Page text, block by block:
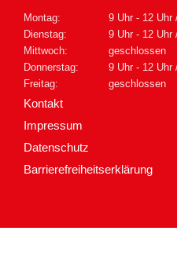
Montag:
9 Uhr - 12 Uhr
Dienstag:
9 Uhr - 12 Uhr
Mittwoch:
geschlossen
Donnerstag:
9 Uhr - 12 Uhr
Freitag:
geschlossen
Kontakt
Impressum
Datenschutz
Barrierefreiheitserklärung